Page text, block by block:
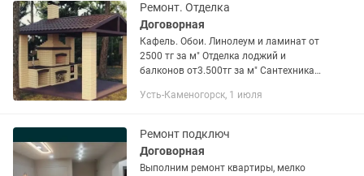
Ремонт. Отделка
Договорная
Кафель. Обои. Линолеум и ламинат от
2500 тг за м" Отделка лоджий и
балконов от3.500тг за м" Сантехника
Вагонка от 3.500 за м" Установка
Усть-Каменогорск, 1 июля
Ремонт подключ
Договорная
Выполним ремонт квартиры, мелко